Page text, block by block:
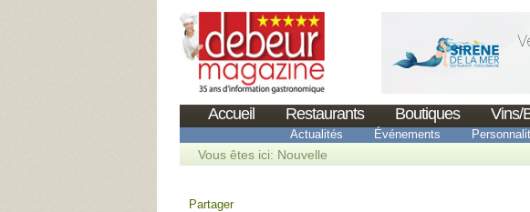
Accueil Restaurants Boutiques Vins/
Actualités Événements
Vous êtes ici: Nouvelle
Partager